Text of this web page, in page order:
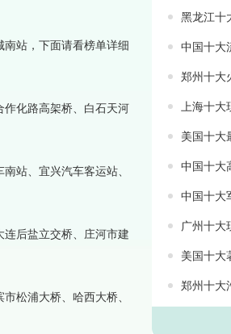
站，下面请看榜单详细
化路高架桥、白石天河
站、宜兴汽车客运站、
后盐立交桥、庄河市建
松浦大桥、哈西大桥、
黑龙江十
中国十大
郑州十大
上海十大
美国十大
中国十大
中国十大
广州十大
美国十大
郑州十大